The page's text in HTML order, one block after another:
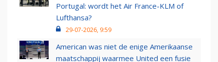
Portugal: wordt het Air France-KLM of
Lufthansa?
29-07-2026, 9:59
American was niet de enige Amerikaanse
maatschappij waarmee United een fusie